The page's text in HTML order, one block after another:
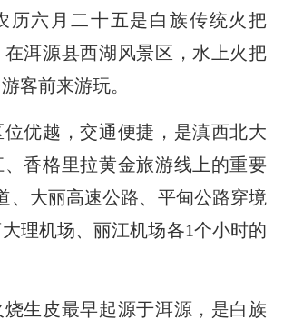
历六月二十五是白族传统火把
洱源县西湖风景区，水上火把
客前来游玩。
位优越，交通便捷，是滇西北大
香格里拉黄金旅游线上的重要
、大丽高速公路、平甸公路穿境
理机场、丽江机场各1个小时的
烧生皮最早起源于洱源，是白族